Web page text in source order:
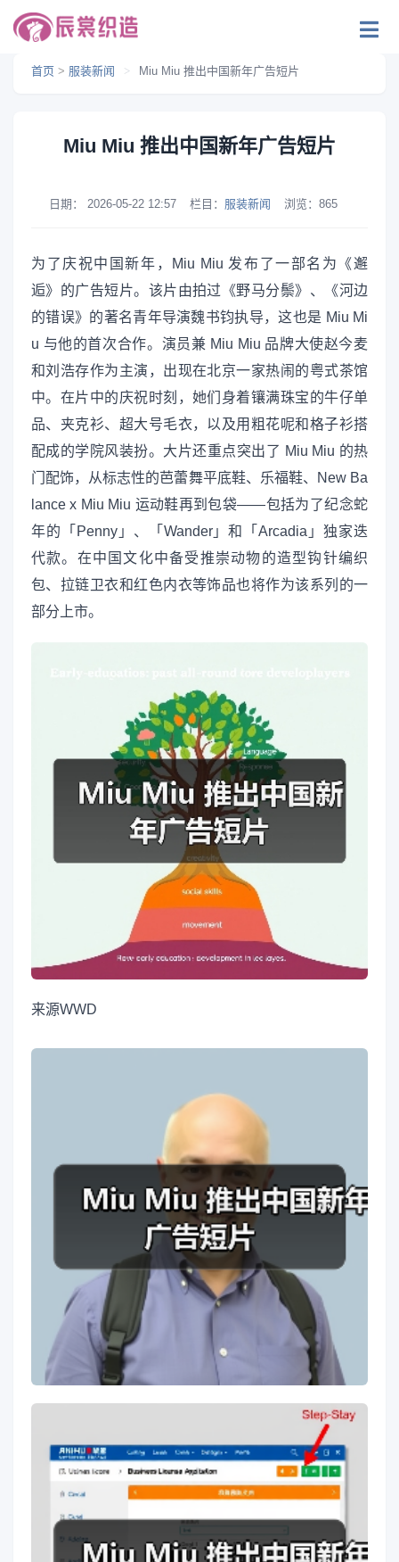
首页 > 服装新闻 > Miu Miu 推出中国新年广告短片
Miu Miu 推出中国新年广告短片
日期： 2026-05-22 12:57 栏目： 服装新闻 浏览： 865
为了庆祝中国新年，Miu Miu 发布了一部名为《邂
逅》的广告短片。该片由拍过《野马分鬃》、《河边
的错误》的著名青年导演魏书钧执导，这也是 Miu Mi
u 与他的首次合作。演员兼 Miu Miu 品牌大使赵今麦
和刘浩存作为主演，出现在北京一家热闹的粤式茶馆
中。在片中的庆祝时刻，她们身着镶满珠宝的牛仔单
品、夹克衫、超大号毛衣，以及用粗花呢和格子衫搭
配成的学院风装扮。大片还重点突出了 Miu Miu 的热
门配饰，从标志性的芭蕾舞平底鞋、乐福鞋、New Ba
lance x Miu Miu 运动鞋再到包袋——包括为了纪念蛇
年的「Penny」、「Wander」和「Arcadia」独家迭
代款。在中国文化中备受推崇动物的造型钩针编织
包、拉链卫衣和红色内衣等饰品也将作为该系列的一
部分上市。
来源WWD